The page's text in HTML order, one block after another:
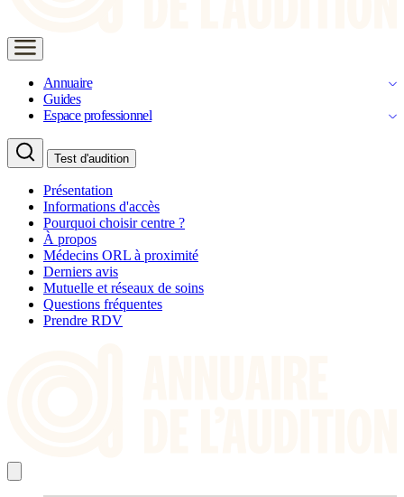
Annuaire
Guides
Espace professionnel
Test d'audition
Présentation
Informations d'accès
Pourquoi choisir centre ?
À propos
Médecins ORL à proximité
Derniers avis
Mutuelle et réseaux de soins
Questions fréquentes
Prendre RDV